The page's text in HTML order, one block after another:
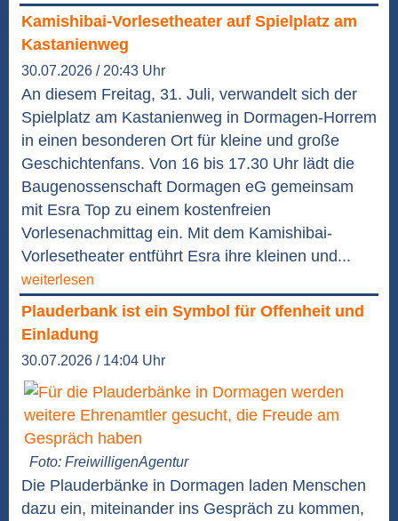
Kamishibai-Vorlesetheater auf Spielplatz am
Kastanienweg
30.07.2026 / 20:43 Uhr
An diesem Freitag, 31. Juli, verwandelt sich der
Spielplatz am Kastanienweg in Dormagen-Horrem
in einen besonderen Ort für kleine und große
Geschichtenfans. Von 16 bis 17.30 Uhr lädt die
Baugenossenschaft Dormagen eG gemeinsam
mit Esra Top zu einem kostenfreien
Vorlesenachmittag ein. Mit dem Kamishibai-
Vorlesetheater entführt Esra ihre kleinen und...
weiterlesen
Plauderbank ist ein Symbol für Offenheit und
Einladung
30.07.2026 / 14:04 Uhr
Foto: FreiwilligenAgentur
Die Plauderbänke in Dormagen laden Menschen
dazu ein, miteinander ins Gespräch zu kommen,